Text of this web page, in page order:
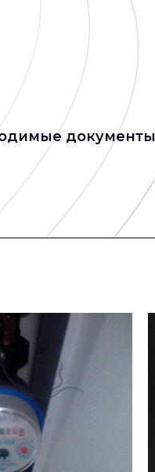
документы